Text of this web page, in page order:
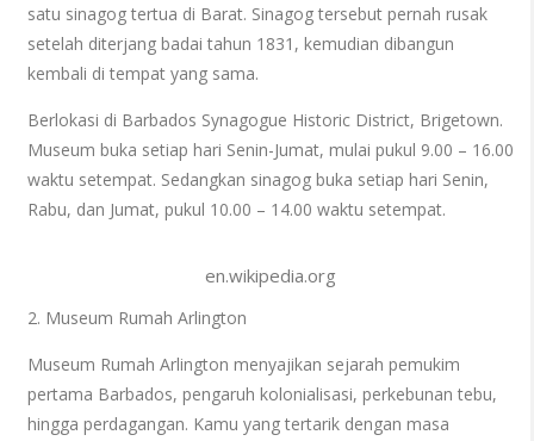
satu sinagog tertua di Barat. Sinagog tersebut pernah rusak
setelah diterjang badai tahun 1831, kemudian dibangun
kembali di tempat yang sama.
Berlokasi di Barbados Synagogue Historic District, Brigetown.
Museum buka setiap hari Senin-Jumat, mulai pukul 9.00 – 16.00
waktu setempat. Sedangkan sinagog buka setiap hari Senin,
Rabu, dan Jumat, pukul 10.00 – 14.00 waktu setempat.
en.wikipedia.org
2. Museum Rumah Arlington
Museum Rumah Arlington menyajikan sejarah pemukim
pertama Barbados, pengaruh kolonialisasi, perkebunan tebu,
hingga perdagangan. Kamu yang tertarik dengan masa